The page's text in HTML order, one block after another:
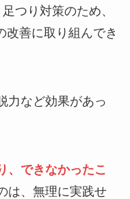
つり対策のため、
改善に取り組んでき
力など効果があっ
、できなかったこ
は、無理に実践せ